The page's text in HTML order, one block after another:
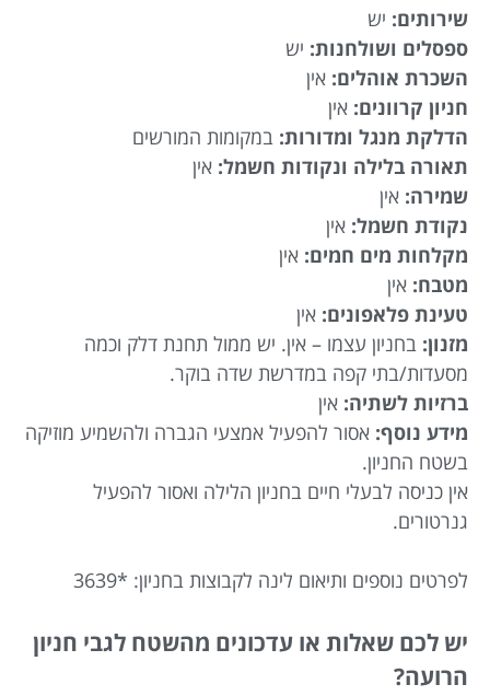
שירותים: יש
ספסלים ושולחנות: יש
השכרת אוהלים: אין
חניון קרוונים: אין
הדלקת מנגל ומדורות: במקומות המורשים
תאורה בלילה ונקודות חשמל: אין
שמירה: אין
נקודת חשמל: אין
מקלחות מים חמים: אין
מטבח: אין
טעינת פלאפונים: אין
מזנון: בחניון עצמו – אין. יש ממול תחנת דלק וכמה
מסעדות/בתי קפה במדרשת שדה בוקר.
ברזיות לשתיה: אין
מידע נוסף: אסור להפעיל אמצעי הגברה ולהשמיע מוזיקה
בשטח החניון.
אין כניסה לבעלי חיים בחניון הלילה ואסור להפעיל
גנרטורים.
לפרטים נוספים ותיאום לינה לקבוצות בחניון: *3639
יש לכם שאלות או עדכונים מהשטח לגבי חניון
הרועה?